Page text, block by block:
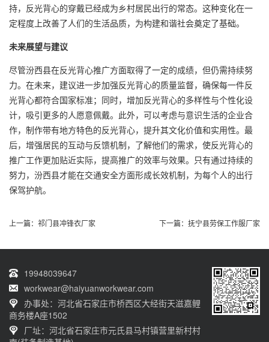
持，反光背心的穿戴已经成为乡村居民出行的常态。这种变化在一
定程度上改善了人们的生活品质，为构建和谐社会奠定了基础。
未来展望与建议
尽管汾西县在反光背心推广方面取得了一定的成绩，但仍需持续努
力。在未来，建议进一步加强反光背心的质量监督，确保每一件反
光背心都符合国家标准；同时，增加反光背心的多样性与个性化设
计，吸引更多的人愿意佩戴。此外，可以考虑与意识生活的企业合
作，制作带有地方特色的反光背心，提升其文化价值和实用性。最
后，增强居民的互动与反馈机制，了解他们的需求，使反光背心的
推广工作更加贴近实际，提高推广的效率与效果。只有通过持续的
努力，汾西县才能在交通安全方面形成长效机制，为每个人的出行
保驾护航。
上一篇： 祁门县冲锋衣厂家 下一篇： 抚宁县劳保工作服厂家
19948039647
workwear@haiyuanworkwear.com
办事处：河北省石家庄市桥西区大经街天滋嘉鲤
商务楼A座1502
厂址：河北省石家庄市元氏县马村镇营里新村村